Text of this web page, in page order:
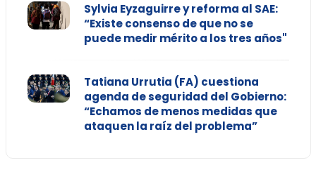
Sylvia Eyzaguirre y reforma al SAE:
“Existe consenso de que no se
puede medir mérito a los tres años"
Tatiana Urrutia (FA) cuestiona
agenda de seguridad del Gobierno:
“Echamos de menos medidas que
ataquen la raíz del problema”